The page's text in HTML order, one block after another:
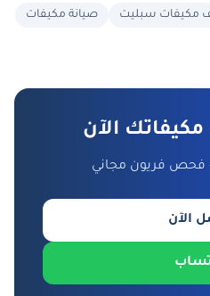
مكيفات سبليت
صيانة مكيفات
الآن
فحص فريون مجاني
الآن